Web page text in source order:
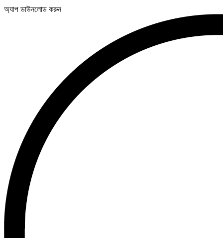
অ্যাপ ডাউনলোড করুন